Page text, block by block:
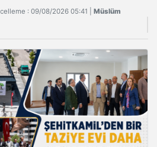
: 09/08/2026 05:41 | Müslüm